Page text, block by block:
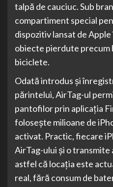
talpă de cauciuc. Sub
compartiment special
dispozitiv lansat de
obiecte pierdute precum
biciclete.
Odată introdus și
părintelui, AirTag-ul
pantofilor prin aplicația
folosește milioane de
activat. Practic, fiecare
AirTag-ului și o
astfel că locația este
real, fără consum de